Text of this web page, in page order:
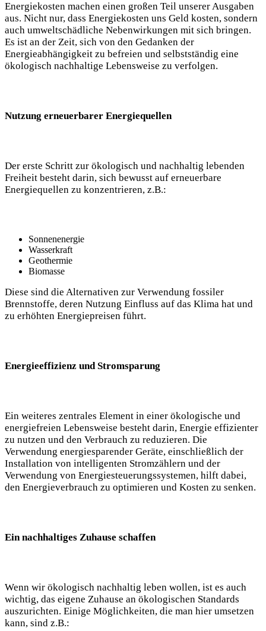
Energiekosten machen einen großen Teil ‍unserer Ausgaben
aus. Nicht ⁣nur, dass Energiekosten⁤ uns Geld kosten, ⁤sondern
auch umweltschädliche​ Nebenwirkungen mit sich bringen.​
Es ist an der Zeit, sich von den ​Gedanken der
Energieabhängigkeit zu befreien und selbstständig eine
ökologisch nachhaltige Lebensweise zu verfolgen.
Nutzung erneuerbarer⁣ Energiequellen
Der erste Schritt zur ökologisch und nachhaltig ⁢lebenden
Freiheit besteht darin, sich bewusst auf erneuerbare
Energiequellen zu ​konzentrieren, z.B.:
Sonnenenergie
Wasserkraft
Geothermie
Biomasse
Diese sind die Alternativen zur Verwendung fossiler
Brennstoffe, deren Nutzung Einfluss auf das Klima hat und
zu erhöhten Energiepreisen‍ führt.
Energieeffizienz und Stromsparung
Ein weiteres zentrales ⁤Element in⁣ einer ökologische und
energiefreien Lebensweise besteht‍ darin, Energie effizienter
zu nutzen⁤ und den Verbrauch zu reduzieren. Die ​
Verwendung energiesparender Geräte, einschließlich der ​
Installation von‌ intelligenten Stromzählern und⁣ der
Verwendung von Energiesteuerungssystemen,​ hilft dabei,
den Energieverbrauch zu optimieren und Kosten zu senken.
Ein ‌nachhaltiges Zuhause schaffen
Wenn wir ökologisch nachhaltig leben wollen, ist es auch
wichtig, das​ eigene Zuhause an ökologischen Standards⁣
auszurichten. Einige Möglichkeiten, die man hier‌ umsetzen
kann, sind z.B.: